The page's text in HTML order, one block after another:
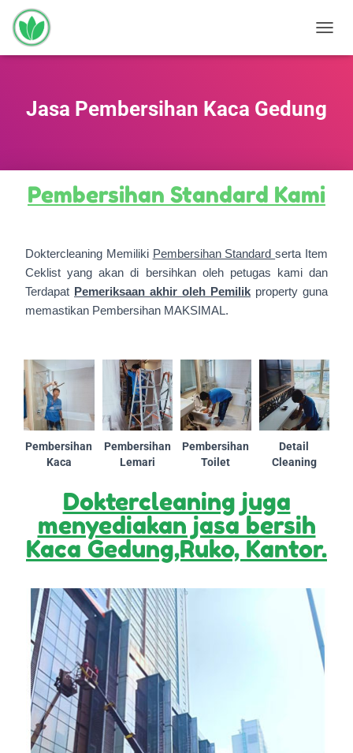
O
E
G
A
Jasa Pembersihan Kaca Gedung
Pembersihan Standard Kami
Doktercleaning Memiliki Pembersihan Standardserta Item
Ceklist yang akan di bersihkan oleh petugas kami dan
Terdapat Pemeriksaan akhir oleh Pemilik property guna
memastikan Pembersihan MAKSIMAL.
Pembersihan
Kaca
Pembersihan
Lemari
Pembersihan
Toilet
Detail
Cleaning
Doktercleaning juga
menyediakan jasa bersih
Kaca Gedung,Ruko, Kantor.